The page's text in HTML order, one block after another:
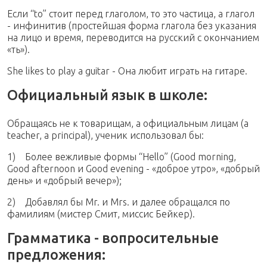
Если “to” стоит перед глаголом, то это частица, а глагол
- инфинитив (простейшая форма глагола без указания
на лицо и время, переводится на русский с окончанием
«ть»).
She likes to play a guitar - Она любит играть на гитаре.
Официальный язык в школе:
Обращаясь не к товарищам, а официальным лицам (a
teacher, a principal), ученик использовал бы:
1) Более вежливые формы “Hello” (Good morning,
Good afternoon и Good evening - «доброе утро», «добрый
день» и «добрый вечер»);
2) Добавлял бы Mr. и Mrs. и далее обращался по
фамилиям (мистер Смит, миссис Бейкер).
Грамматика - вопросительные
предложения: